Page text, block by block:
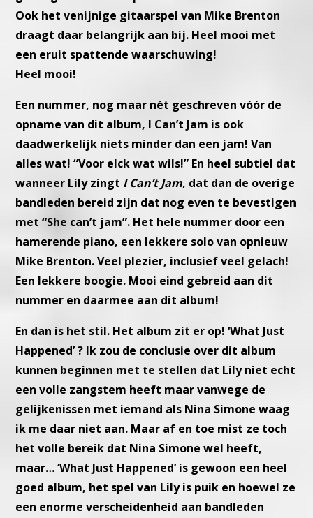
Ook het venijnige gitaarspel van Mike Brenton
draagt daar belangrijk aan bij. Heel mooi met
een eruit spattende waarschuwing!
Heel mooi!
Een nummer, nog maar nét geschreven vóór de
opname van dit album, I Can’t Jam is ook
daadwerkelijk niets minder dan een jam!Van
alles wat! “Voor elck wat wils!” En heel subtiel dat
wanneer Lilyzingt I Can’t Jam, dat dan de overige
bandleden bereid zijn dat nog even te bevestigen
met “She can’t jam”. Het hele nummer door een
hamerende piano, een lekkere solo van opnieuw
Mike Brenton. Veel plezier, inclusief veel gelach!
Een lekkere boogie. Mooi eind gebreid aan dit
nummer en daarmee aan dit album!
En dan is het stil. Het album zit er op! ‘What Just
Happened’ ? Ik zou de conclusie over dit album
kunnen beginnen met te stellen dat Lily niet echt
een volle zangstem heeft maar vanwege de
gelijkenissen met iemand als Nina Simone waag
ik me daar niet aan. Maar af en toe mist ze toch
het volle bereik dat Nina Simone wel heeft,
maar… ‘What Just Happened’ is gewoon een heel
goed album, het spel van Lily is puik en hoewel ze
een enorme verscheidenheid aan bandleden